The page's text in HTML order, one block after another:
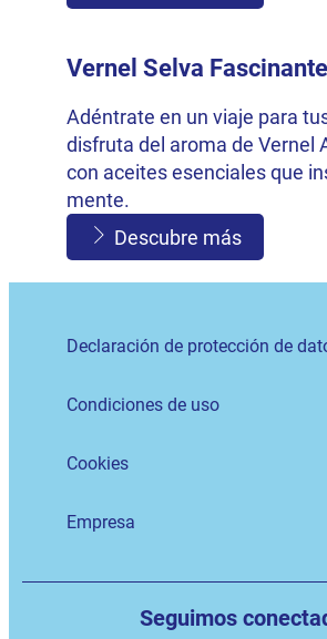
Vernel Selva Fascinante
Adéntrate en un viaje para
disfruta del aroma de Vernel
con aceites esenciales que
mente.
Descubre más
Declaración de protección de
Condiciones de uso
Cookies
Empresa
Seguimos